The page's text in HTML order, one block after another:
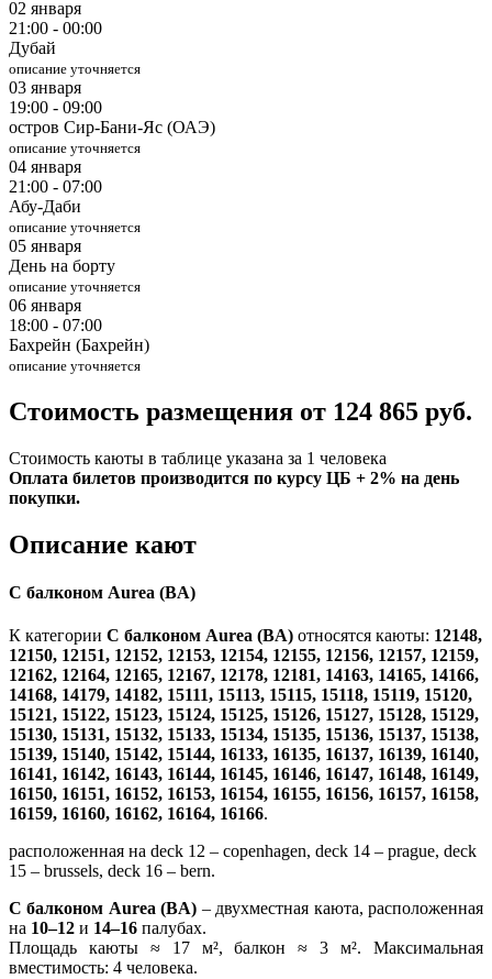
02 января
21:00 - 00:00
Дубай
описание уточняется
03 января
19:00 - 09:00
остров Сир-Бани-Яс (ОАЭ)
описание уточняется
04 января
21:00 - 07:00
Абу-Даби
описание уточняется
05 января
День на борту
описание уточняется
06 января
18:00 - 07:00
Бахрейн (Бахрейн)
описание уточняется
Стоимость размещения от 124 865 руб.
Стоимость каюты в таблице указана за 1 человека
Оплата билетов производится по курсу ЦБ + 2% на день
покупки.
Описание кают
С балконом Aurea (BA)
К категории С балконом Aurea (BA) относятся каюты: 12148,
12150, 12151, 12152, 12153, 12154, 12155, 12156, 12157, 12159,
12162, 12164, 12165, 12167, 12178, 12181, 14163, 14165, 14166,
14168, 14179, 14182, 15111, 15113, 15115, 15118, 15119, 15120,
15121, 15122, 15123, 15124, 15125, 15126, 15127, 15128, 15129,
15130, 15131, 15132, 15133, 15134, 15135, 15136, 15137, 15138,
15139, 15140, 15142, 15144, 16133, 16135, 16137, 16139, 16140,
16141, 16142, 16143, 16144, 16145, 16146, 16147, 16148, 16149,
16150, 16151, 16152, 16153, 16154, 16155, 16156, 16157, 16158,
16159, 16160, 16162, 16164, 16166.
расположенная на deck 12 – copenhagen, deck 14 – prague, deck
15 – brussels, deck 16 – bern.
С балконом Aurea (BA) – двухместная каюта, расположенная
на 10–12 и 14–16 палубах.
Площадь каюты ≈ 17 м², балкон ≈ 3 м². Максимальная
вместимость: 4 человека.